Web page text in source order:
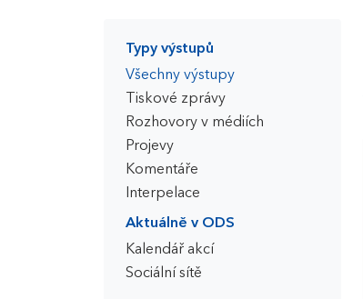
Typy výstupů
Všechny výstupy
Tiskové zprávy
Rozhovory v médiích
Projevy
Komentáře
Interpelace
Aktuálně v ODS
Kalendář akcí
Sociální sítě